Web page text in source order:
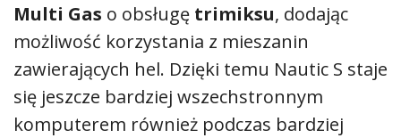
Multi Gas o obsługę trimiksu, dodając
możliwość korzystania z mieszanin
zawierających hel. Dzięki temu Nautic S staje
się jeszcze bardziej wszechstronnym
komputerem również podczas bardziej